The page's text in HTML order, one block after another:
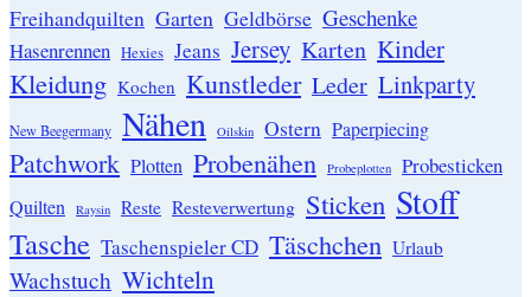
Freihandquilten Garten Geldbörse Geschenke
Hasenrennen Hexies Jeans Jersey Karten Kinder
Kleidung Kochen Kunstleder Leder Linkparty
New Beegermany Nähen Oilskin Ostern Paperpiecing
Patchwork Plotten Probenähen Probeplotten Probesticken
Quilten Raysin Reste Resteverwertung Sticken Stoff
Tasche Taschenspieler CD Täschchen Urlaub
Wachstuch Wichteln